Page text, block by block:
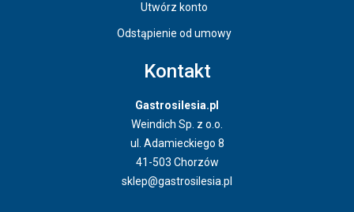
Utwórz konto
Odstąpienie od umowy
Kontakt
Gastrosilesia.pl
Weindich Sp. z o.o.
ul. Adamieckiego 8
41-503 Chorzów
sklep@gastrosilesia.pl